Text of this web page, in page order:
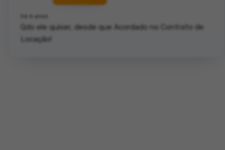
há 6 anos
Qdo ele quiser, desde que Acordado no Contrato de
Locação!